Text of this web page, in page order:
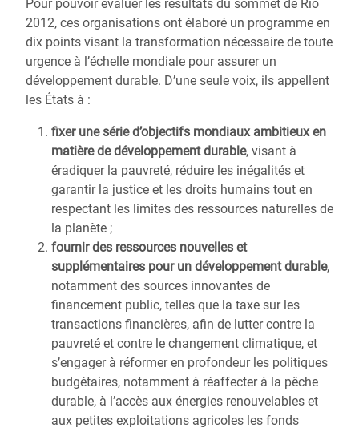
Pour pouvoir évaluer les résultats du sommet de Rio
2012, ces organisations ont élaboré un programme en
dix points visant la transformation nécessaire de toute
urgence à l’échelle mondiale pour assurer un
développement durable. D’une seule voix, ils appellent
les États à :
fixer une série d’objectifs mondiaux ambitieux en
matière de développement durable, visant à
éradiquer la pauvreté, réduire les inégalités et
garantir la justice et les droits humains tout en
respectant les limites des ressources naturelles de
la planète ;
fournir des ressources nouvelles et
supplémentaires pour un développement durable,
notamment des sources innovantes de
financement public, telles que la taxe sur les
transactions financières, afin de lutter contre la
pauvreté et contre le changement climatique, et
s’engager à réformer en profondeur les politiques
budgétaires, notamment à réaffecter à la pêche
durable, à l’accès aux énergies renouvelables et
aux petites exploitations agricoles les fonds